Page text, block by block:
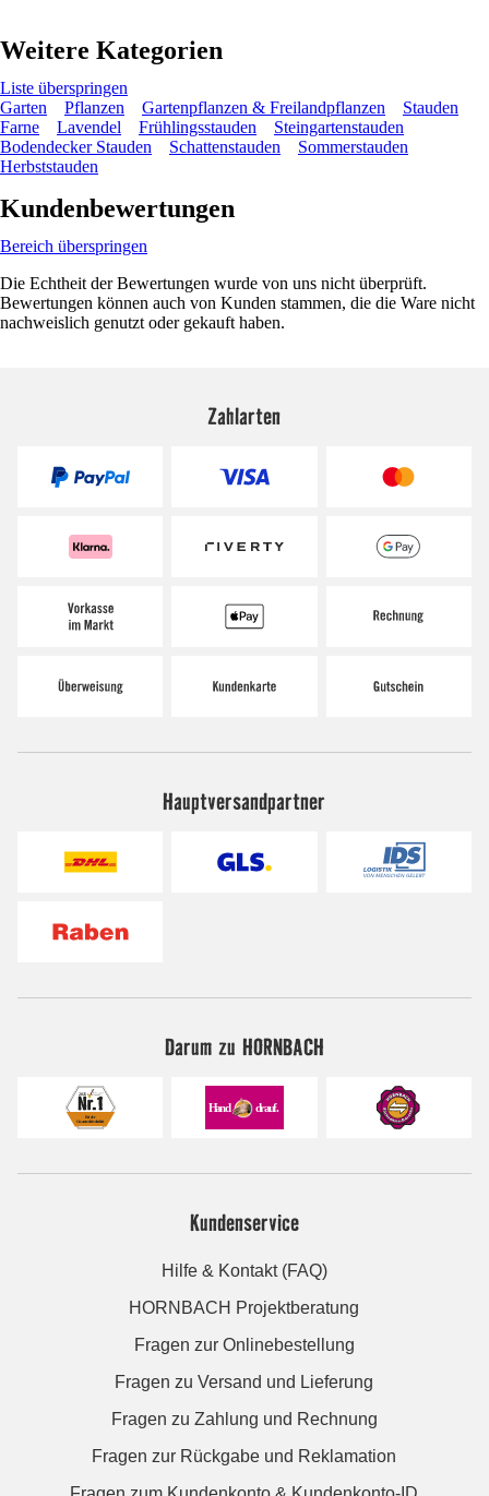
Weitere Kategorien
Liste überspringen
Garten
Pflanzen Gartenpflanzen & Freilandpflanzen
Stauden
Farne
Lavendel Frühlingsstauden
Steingartenstauden
Bodendecker Stauden
Schattenstauden
Sommerstauden
Herbststauden
Kundenbewertungen
Bereich überspringen
Die Echtheit der Bewertungen wurde von uns nicht überprüft.
Bewertungen können auch von Kunden stammen, die die Ware nicht
nachweislich genutzt oder gekauft haben.
Zahlarten
Hauptversandpartner
Darum zu HORNBACH
Kundenservice
Hilfe & Kontakt (FAQ)
HORNBACH Projektberatung
Fragen zur Onlinebestellung
Fragen zu Versand und Lieferung
Fragen zu Zahlung und Rechnung
Fragen zur Rückgabe und Reklamation